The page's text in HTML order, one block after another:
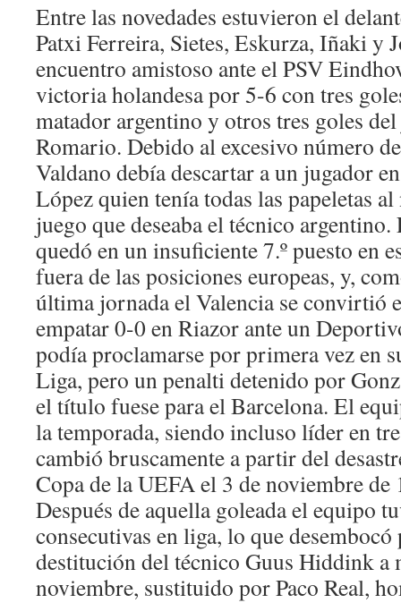
Entre las novedades estuvieron el
Patxi Ferreira, Sietes, Eskurza, Iñaki y
encuentro amistoso ante el PSV
victoria holandesa por 5-6 con tres
matador argentino y otros tres goles
Romario. Debido al excesivo número
Valdano debía descartar a un jugador
López quien tenía todas las papeletas
juego que deseaba el técnico
quedó en un insuficiente 7.º puesto en
fuera de las posiciones europeas, y,
última jornada el Valencia se convirtió
empatar 0-0 en Riazor ante un
podía proclamarse por primera vez en
Liga, pero un penalti detenido por
el título fuese para el Barcelona. El
la temporada, siendo incluso líder en
cambió bruscamente a partir del
Copa de la UEFA el 3 de noviembre
Después de aquella goleada el equipo
consecutivas en liga, lo que desembocó
destitución del técnico Guus Hiddink a
noviembre, sustituido por Paco Real,